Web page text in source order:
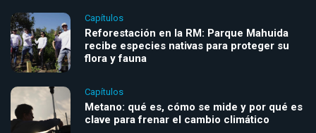
Capítulos
Reforestación en la RM: Parque Mahuida
recibe especies nativas para proteger su
flora y fauna
Capítulos
Metano: qué es, cómo se mide y por qué es
clave para frenar el cambio climático